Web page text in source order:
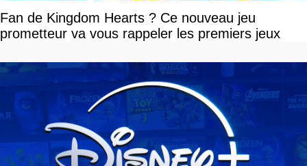
Fan de Kingdom Hearts ? Ce nouveau jeu
prometteur va vous rappeler les premiers jeux